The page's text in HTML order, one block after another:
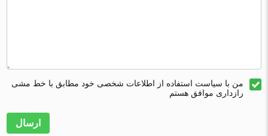
من با سیاست استفاده از اطلاعات شخصی خود مطابق با خط مشی
رازداری موافق هستم
ارسال